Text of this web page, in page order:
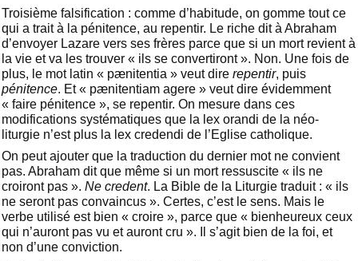
Troisième falsification : comme d’habitude, on gomme tout ce
qui a trait à la pénitence, au repentir. Le riche dit à Abraham
d’envoyer Lazare vers ses frères parce que si un mort revient à
la vie et va les trouver « ils se convertiront ». Non. Une fois de
plus, le mot latin « pænitentia » veut dire repentir, puis
pénitence. Et « pænitentiam agere » veut dire évidemment
« faire pénitence », se repentir. On mesure dans ces
modifications systématiques que la lex orandi de la néo-
liturgie n’est plus la lex credendi de l’Eglise catholique.
On peut ajouter que la traduction du dernier mot ne convient
pas. Abraham dit que même si un mort ressuscite « ils ne
croiront pas ». Ne credent. La Bible de la Liturgie traduit : « ils
ne seront pas convaincus ». Certes, c’est le sens. Mais le
verbe utilisé est bien « croire », parce que « bienheureux ceux
qui n’auront pas vu et auront cru ». Il s’agit bien de la foi, et
non d’une conviction.